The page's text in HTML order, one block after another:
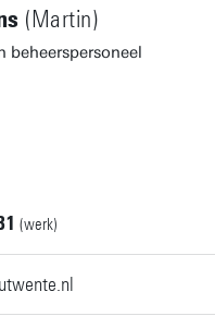
(Martin)
beheerspersoneel
(werk)